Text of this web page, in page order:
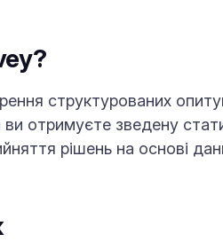
структурованих
отримуєте зведену
рішень на основі